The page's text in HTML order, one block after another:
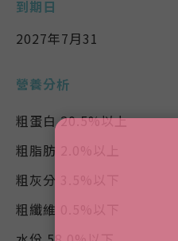
到期日
2027年7月31
營養分析
粗蛋白 20.5%以上
粗脂肪 2.0%以上
粗灰分 3.5%以下
粗纖維 0.5%以下